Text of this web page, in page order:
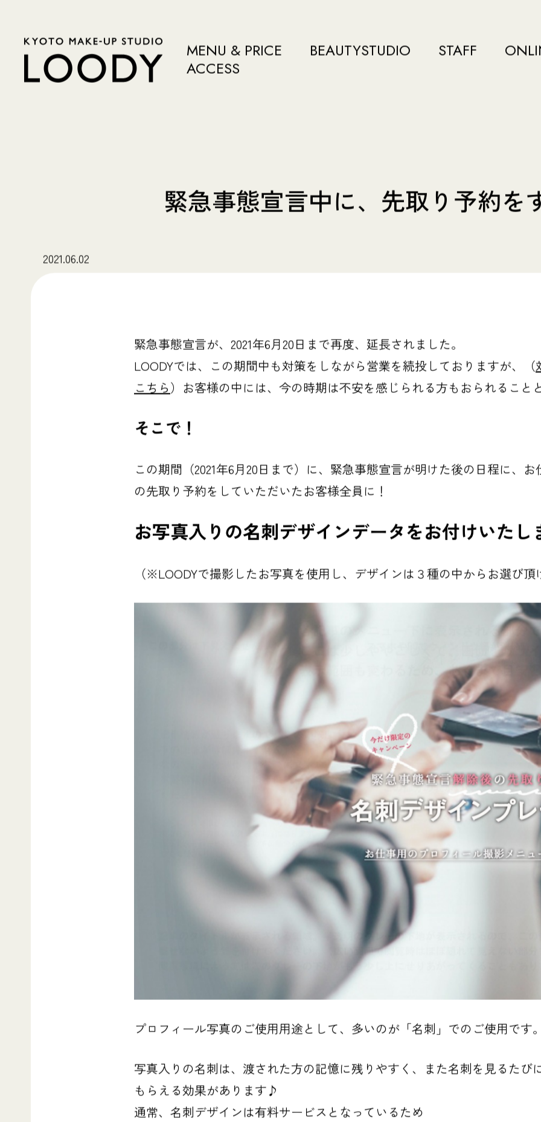
MENU & PRICE BEAUTYSTUDIO STAFF
ACCESS
緊急事態宣言中に、先取り予約をす
2021.06.02
緊急事態宣言が、2021年6月20日まで再度、延長されました。
LOODYでは、この期間中も対策をしながら営業を続投しておりますが、（
こちら）お客様の中には、今の時期は不安を感じられる方もおられること
そこで！
この期間（2021年6月20日まで）に、緊急事態宣言が明けた後の日程に、
の先取り予約をしていただいたお客様全員に！
お写真入りの名刺デザインデータをお付けいたし
（※LOODYで撮影したお写真を使用し、デザインは３種の中からお選び頂
プロフィール写真のご使用用途として、多いのが「名刺」でのご使用です。
写真入りの名刺は、渡された方の記憶に残りやすく、また名刺を見るたび
もらえる効果があります♪
通常、名刺デザインは有料サービスとなっているため